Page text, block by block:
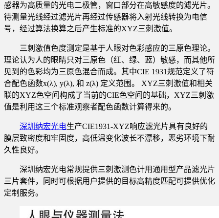
感器为高质量的光电二极管，窗口部分在高敏感度的滤光片。
待测量光线经过滤光片再经过传感器将入射光线转换为电信
号，经过算法换算之后产生标准的XYZ三刺激值。
三刺激值色度测定是基于人眼对色彩感应的三原色理论。
理论认为人的眼睛只对三原色（红、绿、蓝）敏感，而其他所
见到的色彩均为三原色混合而成。其中CIE 1931规范定义了符
合配色函数x(λ), y(λ), 和 z(λ) 定义范围。 XYZ三刺激值和相关
联的XYZ色空间构成了当前的CIE色空间的基础，XYZ三刺激
值是利用这三个标准观察者配色函数计算得来的。
深圳纳宏光电生产CIE1931-XYZ响应滤光片具有良好的
膜层致密度和牢固度，高低温变化波长不漂移，恶劣环境下耐
久性良好。
深圳纳宏光电常规提供三刺激测色计用通用型产品滤光片
三片套件，同时可根据用户提供的目标高精度匹配可提供优化
定制服务。